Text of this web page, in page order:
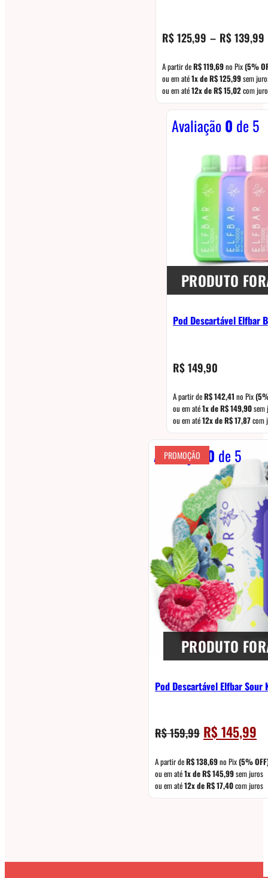
R$125,99 – R$139,99
A partir deR$119,69no Pix(5%
ou em até1x deR$125,99sem
ou em até12x deR$15,02com
Avaliação0 de 5
PRODUTO
Pod Descartável Elfbar
R$149,90
A partir deR$142,41 no Pix
ou em até1x deR$149,90sem
ou em até12x deR$17,87com
Avaliação 0 de 5
PROMOÇÃO
PRODUTO
Pod Descartável Elfbar
R$159,99 O
preço
original
era:
R$ 159,99.
R$145,99
é:
A partir deR$138,69no Pix(5%
ou em até1x deR$145,99sem juros
ou em até12x deR$17,40com juros